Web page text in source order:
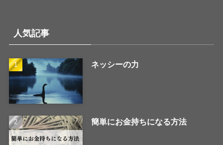
人気記事
ネッシーの力
簡単にお金持ちになる方法